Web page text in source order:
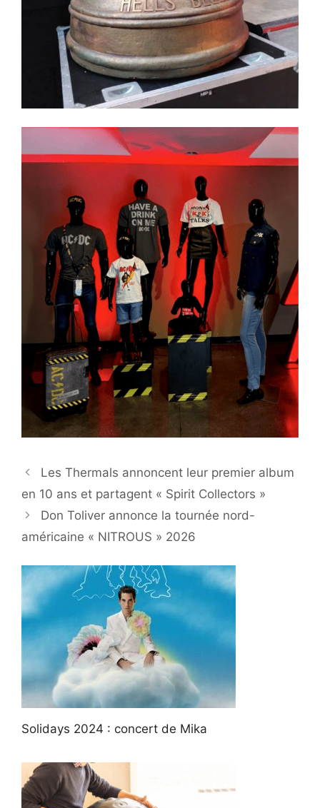
Les Thermals annoncent leur premier album
en 10 ans et partagent « Spirit Collectors »
Don Toliver annonce la tournée nord-
américaine « NITROUS » 2026
Solidays 2024 : concert de Mika